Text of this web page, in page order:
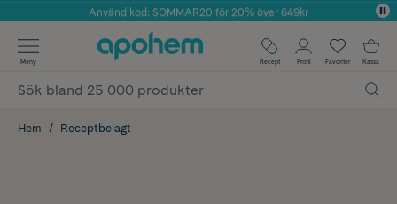
Årets Butik 2025 inom Skönhet
Använd kod: SOMMAR20 för 20% över 649kr
✓ Fri frakt
✓ Poäng på alla köp*
Meny Recept Profil Favoriter Kassa
Hem Receptbelagt